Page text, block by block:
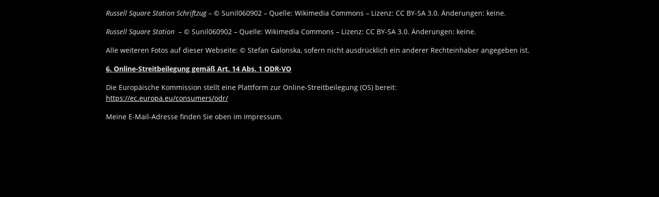
Russell Square Station Schriftzug– © Sunil060902 – Quelle: Wikimedia Commons – Lizenz: CC BY-SA 3.0. Änderungen: keine.
Russell Square Station – © Sunil060902 – Quelle: Wikimedia Commons – Lizenz: CC BY-SA 3.0. Änderungen: keine.
Alle weiteren Fotos auf dieser Webseite: © Stefan Galonska, sofern nicht ausdrücklich ein anderer Rechteinhaber angegeben ist.
6. Online-Streitbeilegung gemäß Art. 14 Abs. 1 ODR-VO
Die Europäische Kommission stellt eine Plattform zur Online-Streitbeilegung (OS) bereit:
https://ec.europa.eu/consumers/odr/
Meine E-Mail-Adresse finden Sie oben im Impressum.